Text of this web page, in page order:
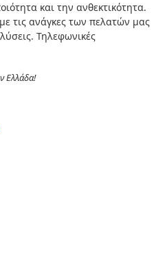
και την ανθεκτικότητα.
τις ανάγκες των πελατών μας
Τηλεφωνικές
Ελλάδα!